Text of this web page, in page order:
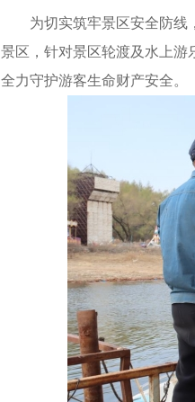
为切实筑牢景区安全防线
景区，针对景区轮渡及水上游
全力守护游客生命财产安全。